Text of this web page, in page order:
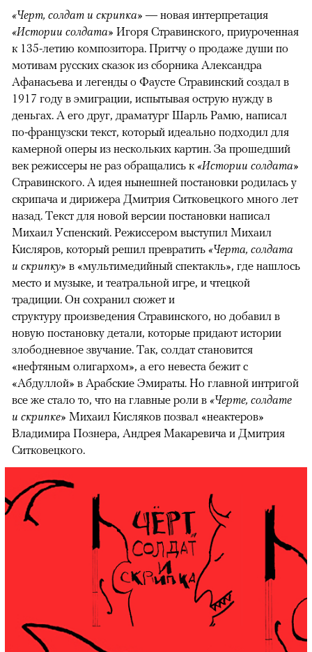
«Черт, солдат и скрипка» — новая интерпретация
«Истории солдата» Игоря Стравинского, приуроченная
к 135-летию композитора. Притчу о продаже души по
мотивам русских сказок из сборника Александра
Афанасьева и легенды о Фаусте Стравинский создал в
1917 году в эмиграции, испытывая острую нужду в
деньгах. А его друг, драматург Шарль Рамю, написал
по-французски текст, который идеально подходил для
камерной оперы из нескольких картин. За прошедший
век режиссеры не раз обращались к «Истории солдата»
Стравинского. А идея нынешней постановки родилась у
скрипача и дирижера Дмитрия Ситковецкого много лет
назад. Текст для новой версии постановки написал
Михаил Успенский. Режиссером выступил Михаил
Кисляров, который решил превратить «Черта, солдата
и скрипку» в «мультимедийный спектакль», где нашлось
место и музыке, и театральной игре, и чтецкой
традиции. Он сохранил сюжет и
структуру произведения Стравинского, но добавил в
новую постановку детали, которые придают истории
злободневное звучание. Так, солдат становится
«нефтяным олигархом», а его невеста бежит с
«Абдуллой» в Арабские Эмираты. Но главной интригой
все же стало то, что на главные роли в «Черте, солдате
и скрипке» Михаил Кисляков позвал «неактеров»
Владимира Познера, Андрея Макаревича и Дмитрия
Ситковецкого.